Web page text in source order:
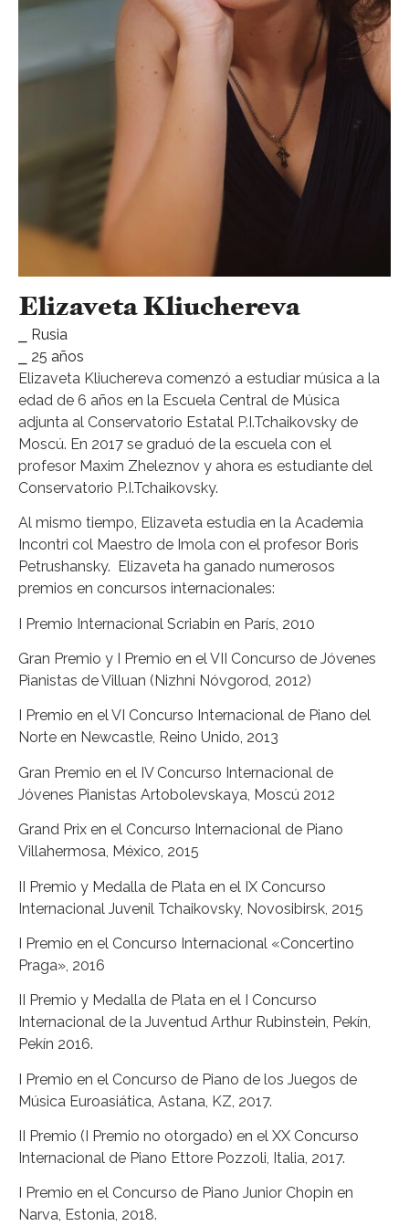
Elizaveta Kliuchereva
⎯ Rusia
⎯ 25 años
Elizaveta Kliuchereva comenzó a estudiar música a la
edad de 6 años en la Escuela Central de Música
adjunta al Conservatorio Estatal P.I.Tchaikovsky de
Moscú. En 2017 se graduó de la escuela con el
profesor Maxim Zheleznov y ahora es estudiante del
Conservatorio P.I.Tchaikovsky.
Al mismo tiempo, Elizaveta estudia en la Academia
Incontri col Maestro de Imola con el profesor Boris
Petrushansky. Elizaveta ha ganado numerosos
premios en concursos internacionales:
I Premio Internacional Scriabin en París, 2010
Gran Premio y I Premio en el VII Concurso de Jóvenes
Pianistas de Villuan (Nizhni Nóvgorod, 2012)
I Premio en el VI Concurso Internacional de Piano del
Norte en Newcastle, Reino Unido, 2013
Gran Premio en el IV Concurso Internacional de
Jóvenes Pianistas Artobolevskaya, Moscú 2012
Grand Prix en el Concurso Internacional de Piano
Villahermosa, México, 2015
II Premio y Medalla de Plata en el IX Concurso
Internacional Juvenil Tchaikovsky, Novosibirsk, 2015
I Premio en el Concurso Internacional «Concertino
Praga», 2016
II Premio y Medalla de Plata en el I Concurso
Internacional de la Juventud Arthur Rubinstein, Pekín,
Pekín 2016.
I Premio en el Concurso de Piano de los Juegos de
Música Euroasiática, Astana, KZ, 2017.
II Premio (I Premio no otorgado) en el XX Concurso
Internacional de Piano Ettore Pozzoli, Italia, 2017.
I Premio en el Concurso de Piano Junior Chopin en
Narva, Estonia, 2018.